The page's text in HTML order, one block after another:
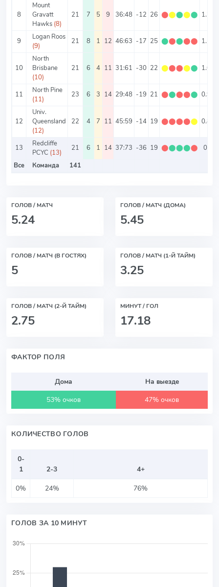
8
Mount
Gravatt
Hawks (8)
21 7 5 9 36:48 -12 26 ⬤⬤⬤⬤⬤ 1.24
9
Logan Roos
(9)
21 8 1 12 46:63 -17 25 ⬤⬤⬤⬤⬤ 1.19
10
North
Brisbane
(10)
21 6 4 11 31:61 -30 22 ⬤⬤⬤⬤⬤ 1.05
11
North Pine
(11)
23 6 3 14 29:48 -19 21 ⬤⬤⬤⬤⬤ 0.91
12
Univ.
Queensland
(12)
22 4 7 11 45:59 -14 19 ⬤⬤⬤⬤⬤ 0.86
13
Redcliffe
PCYC (13)
21 6 1 14 37:73 -36 19 ⬤⬤⬤⬤⬤ 0.9
Все
Команда 141
ГОЛОВ / МАТЧ
5.24
ГОЛОВ / МАТЧ (ДОМА)
5.45
ГОЛОВ / МАТЧ (В ГОСТЯХ)
5
ГОЛОВ / МАТЧ (1-Й ТАЙМ)
3.25
ГОЛОВ / МАТЧ (2-Й ТАЙМ)
2.75
МИНУТ / ГОЛ
17.18
ФАКТОР ПОЛЯ
Дома
На выезде
53% очков
47% очков
КОЛИЧЕСТВО ГОЛОВ
0-
1
2-3
4+
0%
24% 76%
ГОЛОВ ЗА 10 МИНУТ